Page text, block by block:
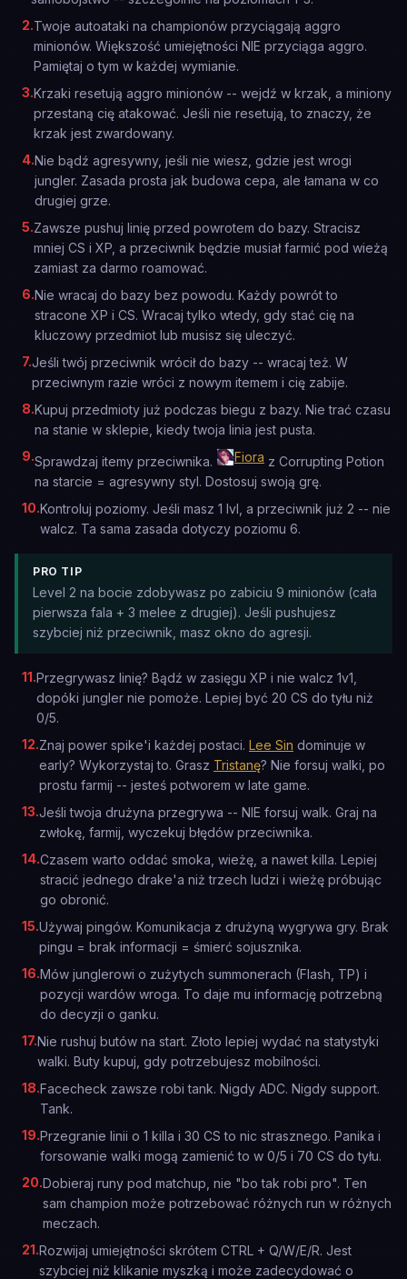
2.Twoje autoataki na championów przyciągają aggro
minionów. Większość umiejętności NIE przyciąga aggro.
Pamiętaj o tym w każdej wymianie.
3.Krzaki resetują aggro minionów -- wejdź w krzak, a miniony
przestaną cię atakować. Jeśli nie resetują, to znaczy, że
krzak jest zwardowany.
4.Nie bądź agresywny, jeśli nie wiesz, gdzie jest wrogi
jungler. Zasada prosta jak budowa cepa, ale łamana w co
drugiej grze.
5.Zawsze pushuj linię przed powrotem do bazy. Stracisz
mniej CS i XP, a przeciwnik będzie musiał farmić pod wieżą
zamiast za darmo roamować.
6.Nie wracaj do bazy bez powodu. Każdy powrót to
stracone XP i CS. Wracaj tylko wtedy, gdy stać cię na
kluczowy przedmiot lub musisz się uleczyć.
7.Jeśli twój przeciwnik wrócił do bazy -- wracaj też. W
przeciwnym razie wróci z nowym itemem i cię zabije.
8.Kupuj przedmioty już podczas biegu z bazy. Nie trać czasu
na stanie w sklepie, kiedy twoja linia jest pusta.
9.Sprawdzaj itemy przeciwnika. Fiora z Corrupting Potion
na starcie = agresywny styl. Dostosuj swoją grę.
10.Kontroluj poziomy. Jeśli masz 1 lvl, a przeciwnik już 2 -- nie
walcz. Ta sama zasada dotyczy poziomu 6.
PRO TIP
Level 2 na bocie zdobywasz po zabiciu 9 minionów (cała
pierwsza fala + 3 melee z drugiej). Jeśli pushujesz
szybciej niż przeciwnik, masz okno do agresji.
11.Przegrywasz linię? Bądź w zasięgu XP i nie walcz 1v1,
dopóki jungler nie pomoże. Lepiej być 20 CS do tyłu niż
0/5.
12.Znaj power spike'i każdej postaci. Lee Sin dominuje w
early? Wykorzystaj to. Grasz Tristanę? Nie forsuj walki, po
prostu farmij -- jesteś potworem w late game.
13.Jeśli twoja drużyna przegrywa -- NIE forsuj walk. Graj na
zwłokę, farmij, wyczekuj błędów przeciwnika.
14.Czasem warto oddać smoka, wieżę, a nawet killa. Lepiej
stracić jednego drake'a niż trzech ludzi i wieżę próbując
go obronić.
15.Używaj pingów. Komunikacja z drużyną wygrywa gry. Brak
pingu = brak informacji = śmierć sojusznika.
16.Mów junglerowi o zużytych summonerach (Flash, TP) i
pozycji wardów wroga. To daje mu informację potrzebną
do decyzji o ganku.
17.Nie rushuj butów na start. Złoto lepiej wydać na statystyki
walki. Buty kupuj, gdy potrzebujesz mobilności.
18.Facecheck zawsze robi tank. Nigdy ADC. Nigdy support.
Tank.
19.Przegranie linii o 1 killa i 30 CS to nic strasznego. Panika i
forsowanie walki mogą zamienić to w 0/5 i 70 CS do tyłu.
20.Dobieraj runy pod matchup, nie "bo tak robi pro". Ten
sam champion może potrzebować różnych run w różnych
meczach.
21.Rozwijaj umiejętności skrótem CTRL + Q/W/E/R. Jest
szybciej niż klikanie myszką i może zadecydować o